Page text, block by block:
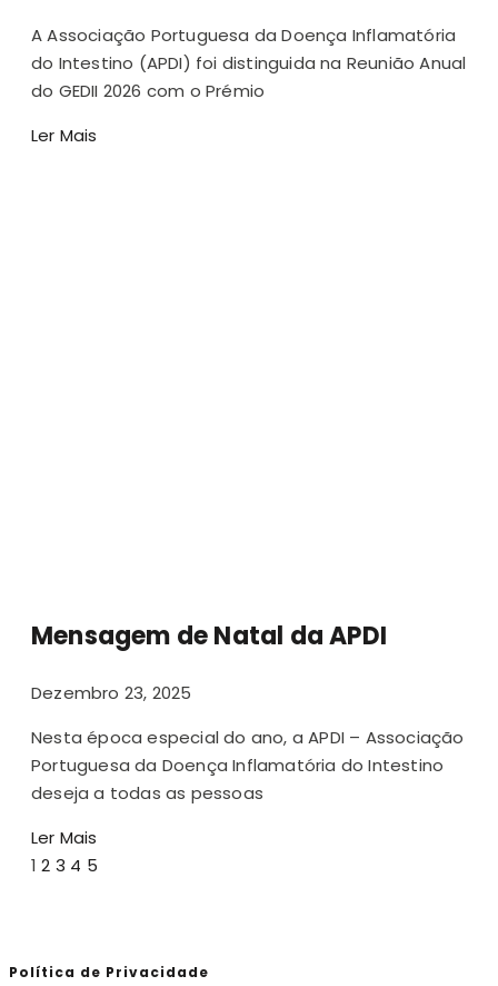
A Associação Portuguesa da Doença Inflamatória
do Intestino (APDI) foi distinguida na Reunião Anual
do GEDII 2026 com o Prémio
Ler Mais
Mensagem de Natal da APDI
Dezembro 23, 2025
Nesta época especial do ano, a APDI – Associação
Portuguesa da Doença Inflamatória do Intestino
deseja a todas as pessoas
Ler Mais
1 2 3 4 5
Política de Privacidade